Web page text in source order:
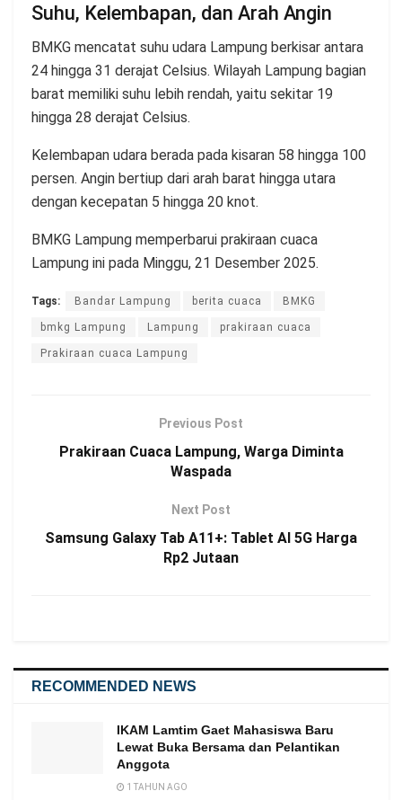
Suhu, Kelembapan, dan Arah Angin
BMKG mencatat suhu udara Lampung berkisar antara
24 hingga 31 derajat Celsius. Wilayah Lampung bagian
barat memiliki suhu lebih rendah, yaitu sekitar 19
hingga 28 derajat Celsius.
Kelembapan udara berada pada kisaran 58 hingga 100
persen. Angin bertiup dari arah barat hingga utara
dengan kecepatan 5 hingga 20 knot.
BMKG Lampung memperbarui prakiraan cuaca
Lampung ini pada Minggu, 21 Desember 2025.
Tags: Bandar Lampung berita cuaca BMKG
bmkg Lampung Lampung prakiraan cuaca
Prakiraan cuaca Lampung
Previous Post
Prakiraan Cuaca Lampung, Warga Diminta
Waspada
Next Post
Samsung Galaxy Tab A11+: Tablet AI 5G Harga
Rp2 Jutaan
RECOMMENDED NEWS
IKAM Lamtim Gaet Mahasiswa Baru
Lewat Buka Bersama dan Pelantikan
Anggota
1 TAHUN AGO